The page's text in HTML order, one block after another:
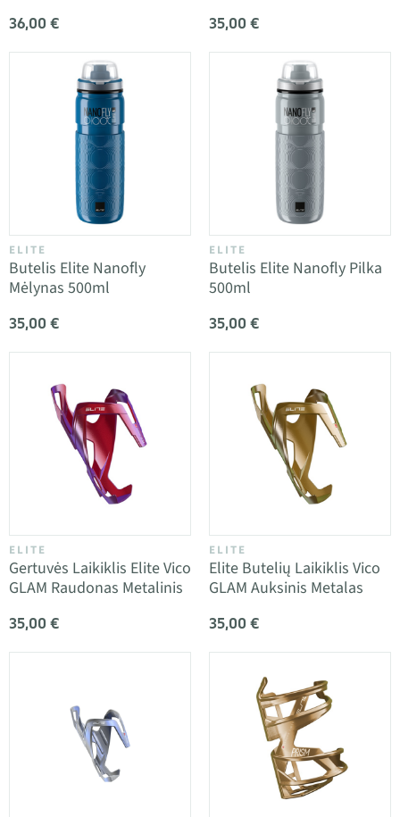
36,00 € 35,00 €
ELITE
Butelis Elite Nanofly
Mėlynas 500ml
35,00 €
ELITE
Butelis Elite Nanofly Pilka
500ml
35,00 €
ELITE
Gertuvės Laikiklis Elite Vico
GLAM Raudonas Metalinis
35,00 €
ELITE
Elite Butelių Laikiklis Vico
GLAM Auksinis Metalas
35,00 €